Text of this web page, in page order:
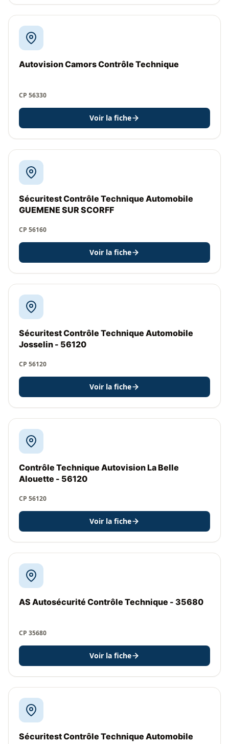
Autovision Camors Contrôle Technique
CP 56330
Voir la fiche
Sécuritest Contrôle Technique Automobile
GUEMENE SUR SCORFF
CP 56160
Voir la fiche
Sécuritest Contrôle Technique Automobile
Josselin - 56120
CP 56120
Voir la fiche
Contrôle Technique Autovision La Belle
Alouette - 56120
CP 56120
Voir la fiche
AS Autosécurité Contrôle Technique - 35680
CP 35680
Voir la fiche
Sécuritest Contrôle Technique Automobile